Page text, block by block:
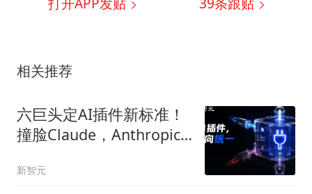
打开APP发贴 39条跟贴
相关推荐
六巨头定AI插件新标准！
撞脸Claude，Anthropic
新智元